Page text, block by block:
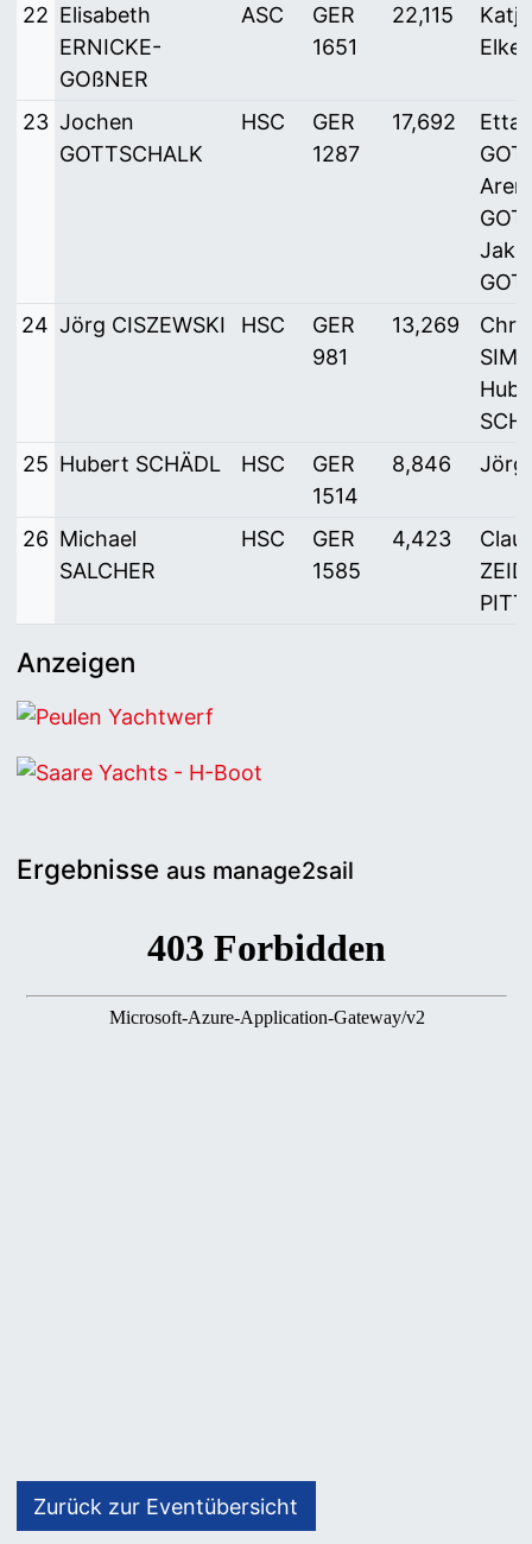
22 Elisabeth
ERNICKE-
GOßNER
ASC
GER
1651
22,115
Elke
23 Jochen
GOTTSCHALK
HSC
GER
1287
17,692
Etta
24 Jörg CISZEWSKI HSC
GER
981
13,269
25 Hubert SCHÄDL HSC
GER
1514
8,846 Jörg
26 Michael
SALCHER
HSC
GER
1585
4,423
Anzeigen
Ergebnisse aus manage2sail
Zurück zur Eventübersicht